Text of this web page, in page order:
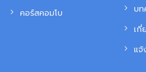
คอร์สคอมโบ
บท
เกี่
แจ้